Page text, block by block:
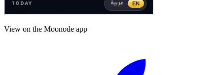
View on the Moonode app